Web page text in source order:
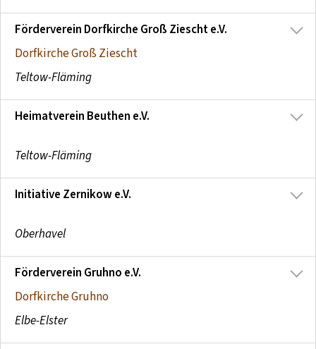
Förderverein Dorfkirche Groß Ziescht e.V.
Dorfkirche Groß Ziescht
Teltow-Fläming
Heimatverein Beuthen e.V.
Teltow-Fläming
Initiative Zernikow e.V.
Oberhavel
Förderverein Gruhno e.V.
Dorfkirche Gruhno
Elbe-Elster